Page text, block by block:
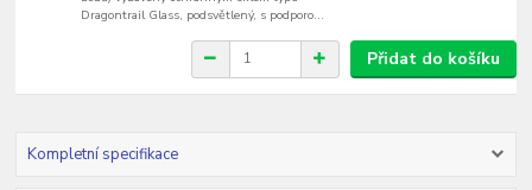
Dragontrail Glass, podsvětlený, s podporo...
Přidat do košíku
Kompletní specifikace